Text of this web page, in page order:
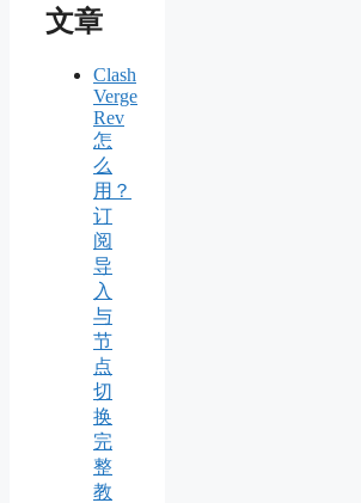
文章
Clash
Verge
Rev
怎
么
用？
订
阅
导
入
与
节
点
切
换
完
整
教